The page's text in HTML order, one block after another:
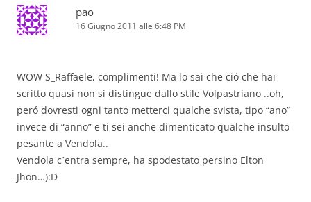
pao
16 Giugno 2011 alle 6:48 PM
WOW S_Raffaele, complimenti! Ma lo sai che ció che hai
scritto quasi non si distingue dallo stile Volpastriano ..oh,
peró dovresti ogni tanto metterci qualche svista, tipo “ano”
invece di “anno” e ti sei anche dimenticato qualche insulto
pesante a Vendola..
Vendola c´entra sempre, ha spodestato persino Elton
Jhon…):D